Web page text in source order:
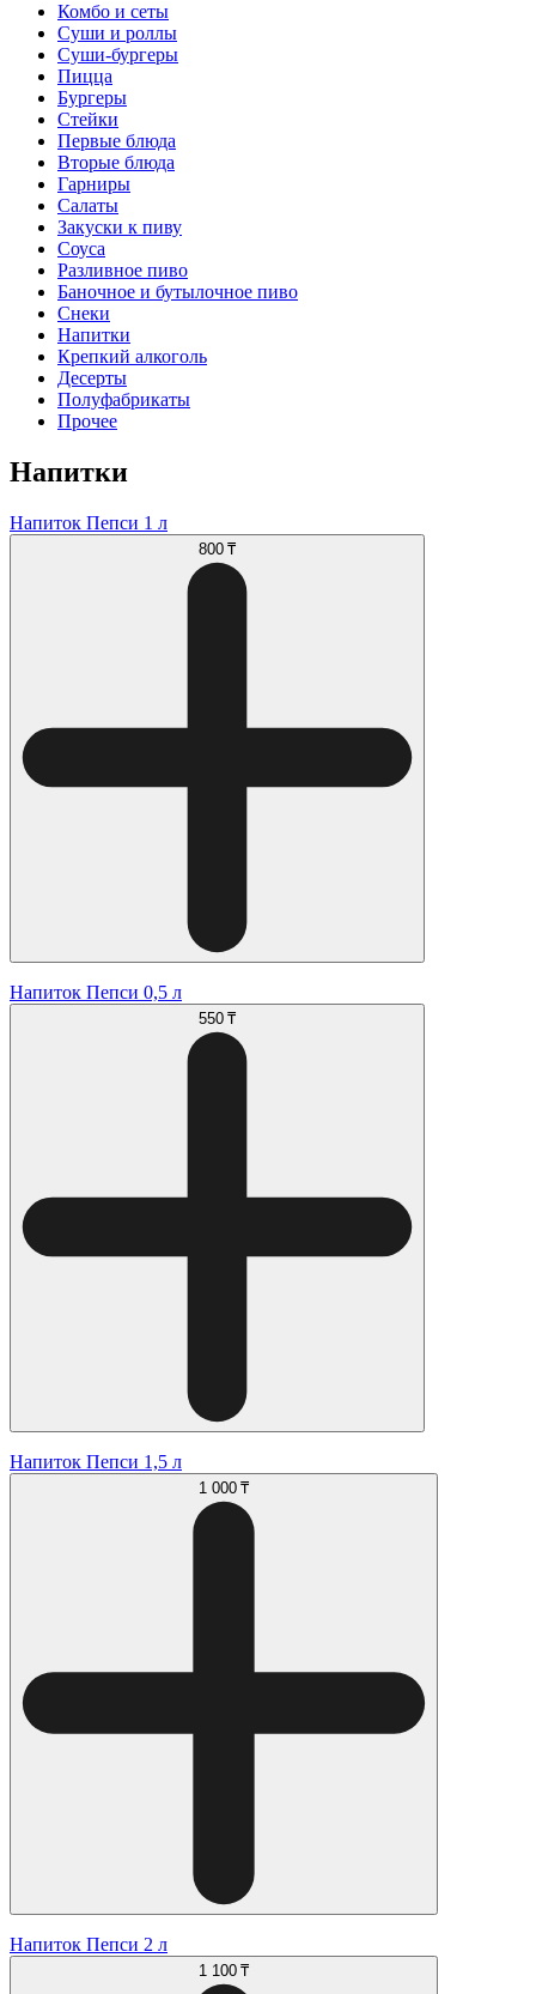
Комбо и сеты
Суши и роллы
Суши-бургеры
Пицца
Бургеры
Стейки
Первые блюда
Вторые блюда
Гарниры
Салаты
Закуски к пиву
Соуса
Разливное пиво
Баночное и бутылочное пиво
Снеки
Напитки
Крепкий алкоголь
Десерты
Полуфабрикаты
Прочее
Напитки
Напиток Пепси 1 л
800 ₸
Напиток Пепси 0,5 л
550 ₸
Напиток Пепси 1,5 л
1 000 ₸
Напиток Пепси 2 л
1 100 ₸